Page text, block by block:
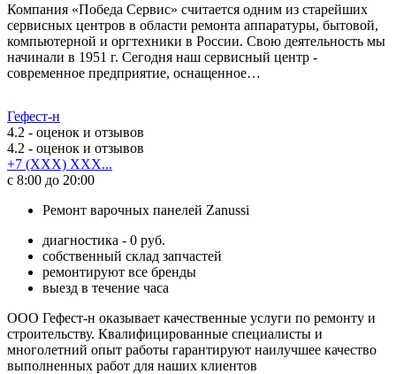
Компания «Победа Сервис» считается одним из старейших
сервисных центров в области ремонта аппаратуры, бытовой,
компьютерной и оргтехники в России. Свою деятельность мы
начинали в 1951 г. Сегодня наш сервисный центр -
современное предприятие, оснащенное…
Гефест-н
4.2 - оценок и отзывов
4.2 - оценок и отзывов
+7 (XXX) XXX...
с 8:00 до 20:00
Ремонт варочных панелей Zanussi
диагностика - 0 руб.
собственный склад запчастей
ремонтируют все бренды
выезд в течение часа
ООО Гефест-н оказывает качественные услуги по ремонту и
строительству. Квалифицированные специалисты и
многолетний опыт работы гарантируют наилучшее качество
выполненных работ для наших клиентов